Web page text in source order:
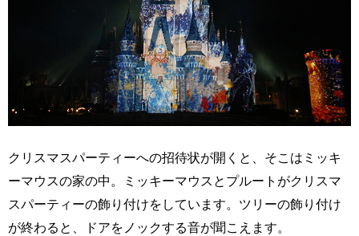
クリスマスパーティーへの招待状が開くと、そこはミッキ
ーマウスの家の中。ミッキーマウスとプルートがクリスマ
スパーティーの飾り付けをしています。ツリーの飾り付け
が終わると、ドアをノックする音が聞こえます。